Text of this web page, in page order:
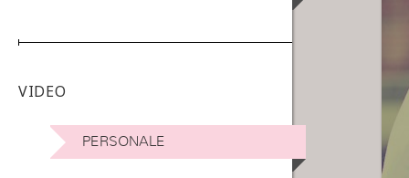
VIDEO
PERSONALE